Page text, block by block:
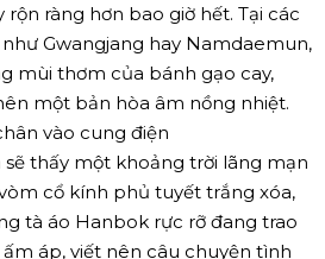
ràng hơn bao giờ hết. Tại các
Gwangjang hay Namdaemun,
mùi thơm của bánh gạo cay,
một bản hòa âm nồng nhiệt.
vào cung điện
thấy một khoảng trời lãng mạn
cổ kính phủ tuyết trắng xóa,
tà áo Hanbok rực rỡ đang trao
áp, viết nên câu chuyện tình